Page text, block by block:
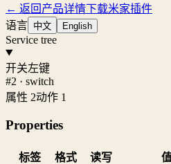
← 返回产品详情下载米家插件
语言 中文 English
Service tree
开关左键
#2 · switch
属性 2动作 1
Properties
标签 格式 读写